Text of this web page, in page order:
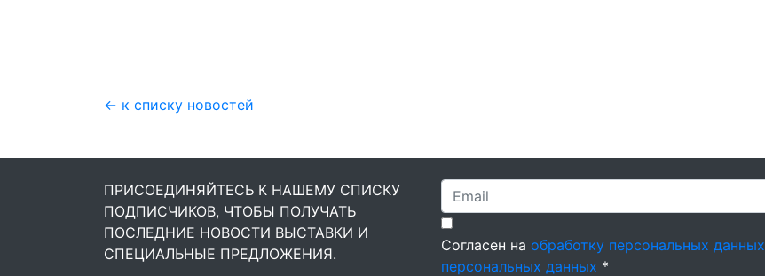
← к списку новостей
ПРИСОЕДИНЯЙТЕСЬ К НАШЕМУ СПИСКУ
ПОДПИСЧИКОВ, ЧТОБЫ ПОЛУЧАТЬ
ПОСЛЕДНИЕ НОВОСТИ ВЫСТАВКИ И
СПЕЦИАЛЬНЫЕ ПРЕДЛОЖЕНИЯ.
Согласен на обработку персональных данных
персональных данных *